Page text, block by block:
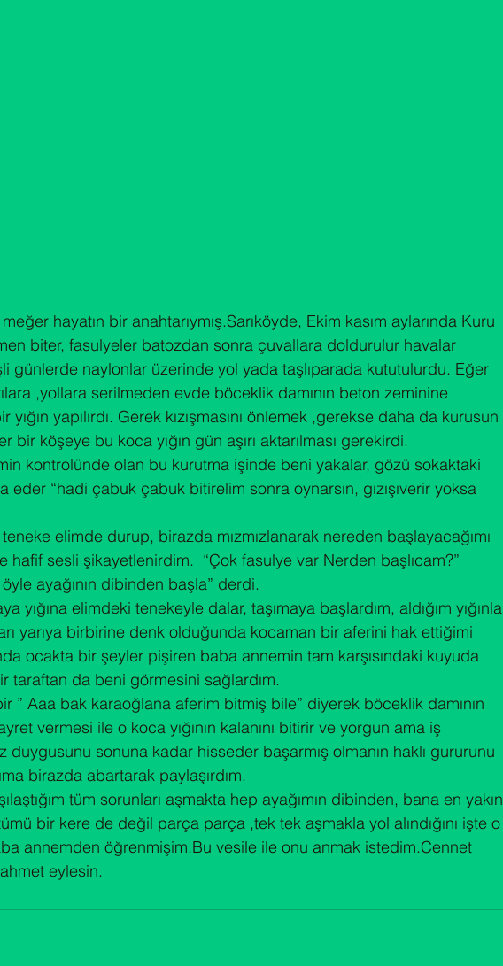
hayatın bir anahtarıymış.Sarıköyde, Ekim kasım aylarında Kuru
biter, fasulyeler batozdan sonra çuvallara doldurulur havalar
günlerde naylonlar üzerinde yol yada taşlıparada kututulurdu. Eğer
,yollara serilmeden evde böceklik damının beton zeminine
yapılırdı. Gerek kızışmasını önlemek ,gerekse daha da kurusun
köşeye bu koca yığın gün aşırı aktarılması gerekirdi.
kontrolünde olan bu kurutma işinde beni yakalar, gözü sokaktaki
eder “hadi çabuk çabuk bitirelim sonra oynarsın, gızışıverir yoksa
teneke elimde durup, birazda mızmızlanarak nereden başlayacağımı
hafif sesli şikayetlenirdim.  “Çok fasulye var Nerden başlıcam?”
ayağının dibinden başla” derdi.
yığına elimdeki tenekeyle dalar, taşımaya başlardım, aldığım yığınla
yarıya birbirine denk olduğunda kocaman bir aferini hak ettiğimi
ocakta bir şeyler pişiren baba annemin tam karşısındaki kuyuda
taraftan da beni görmesini sağlardım.
” Aaa bak karaoğlana aferim bitmiş bile” diyerek böceklik damının
vermesi ile o koca yığının kalanını bitirir ve yorgun ama iş
duygusunu sonuna kadar hisseder başarmış olmanın haklı gururunu
birazda abartarak paylaşırdım.
tüm sorunları aşmakta hep ayağımın dibinden, bana en yakın
bir kere de değil parça parça ,tek tek aşmakla yol alındığını işte o
annemden öğrenmişim.Bu vesile ile onu anmak istedim.Cennet
eylesin.